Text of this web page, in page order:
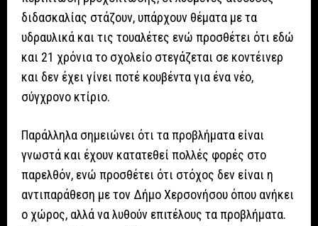
διδασκαλίας στάζουν, υπάρχουν θέματα με τα
υδραυλικά και τις τουαλέτες ενώ προσθέτει ότι εδώ
και 21 χρόνια το σχολείο στεγάζεται σε κοντέινερ
και δεν έχει γίνει ποτέ κουβέντα για ένα νέο,
σύγχρονο κτίριο.
Παράλληλα σημειώνει ότι τα προβλήματα είναι
γνωστά και έχουν κατατεθεί πολλές φορές στο
παρελθόν, ενώ προσθέτει ότι στόχος δεν είναι η
αντιπαράθεση με τον Δήμο Χερσονήσου όπου ανήκει
ο χώρος, αλλά να λυθούν επιτέλους τα προβλήματα.